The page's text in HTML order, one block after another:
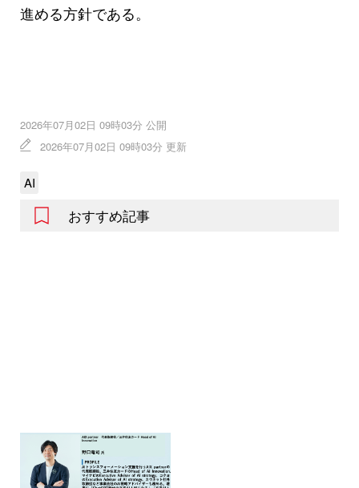
進める方針である。
2026年07月02日 09時03分 公開
2026年07月02日 09時03分 更新
AI
おすすめ記事